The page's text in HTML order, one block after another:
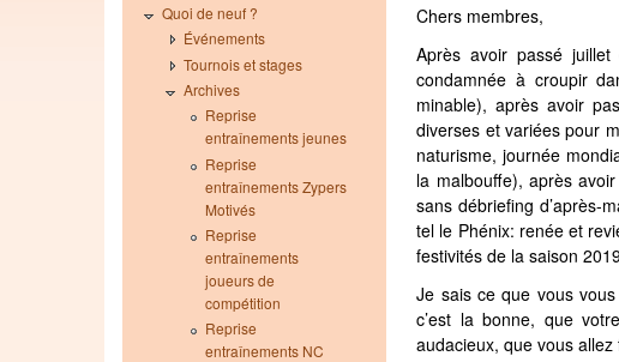
Chers membres,
Après avoir passé
condamnée à croupir
minable), après avoir
diverses et variées pour
naturisme, journée
la malbouffe), après
sans débriefing d’après-
tel le Phénix: renée et
festivités de la saison
Je sais ce que vous
c’est la bonne, que
audacieux, que vous
Quoi de neuf ?
Événements
Tournois et stages
Archives
Reprise
entraînements jeunes
Reprise
entraînements Zypers
Motivés
Reprise
entraînements
joueurs de
compétition
Reprise
entraînements NC